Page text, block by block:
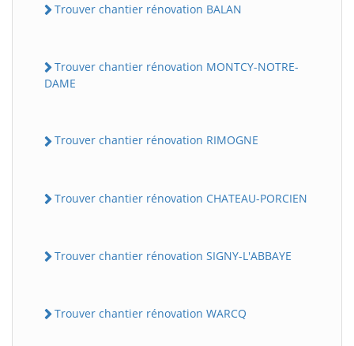
Trouver chantier rénovation BALAN
Trouver chantier rénovation MONTCY-NOTRE-
DAME
Trouver chantier rénovation RIMOGNE
Trouver chantier rénovation CHATEAU-PORCIEN
Trouver chantier rénovation SIGNY-L'ABBAYE
Trouver chantier rénovation WARCQ